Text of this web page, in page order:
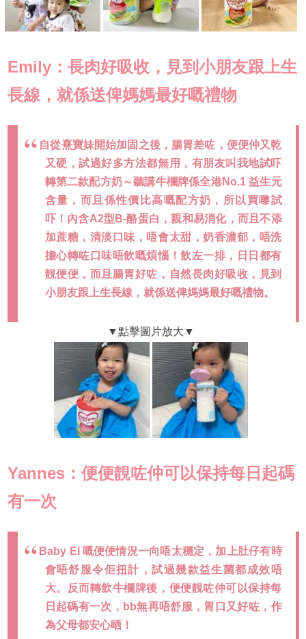
Emily：長肉好吸收，見到小朋友跟上生
長線，就係送俾媽媽最好嘅禮物
自從熹寶妹開始加固之後，腸胃差咗，便便仲又乾
又硬，試過好多方法都無用，有朋友叫我地試吓
轉第二款配方奶～聽講牛欄牌係全港No.1 益生元
含量，而且係性價比高嘅配方奶，所以買嚟試
吓！內含A2型B-酪蛋白，親和易消化，而且不添
加蔗糖，清淡口味，唔會太甜，奶香濃郁，唔洗
擔心轉咗口味唔飲嘅煩惱！飲左一排，日日都有
靚便便，而且腸胃好咗，自然長肉好吸收，見到
小朋友跟上生長線，就係送俾媽媽最好嘅禮物。
Yannes：便便靚咗仲可以保持每日起碼
有一次
Baby El 嘅便便情況一向唔太穩定，加上肚仔有時
會唔舒服令佢扭計，試過幾款益生菌都成效唔
大。反而轉飲牛欄牌後，便便靚咗仲可以保持每
日起碼有一次，bb無再唔舒服，胃口又好咗，作
為父母都安心晒！